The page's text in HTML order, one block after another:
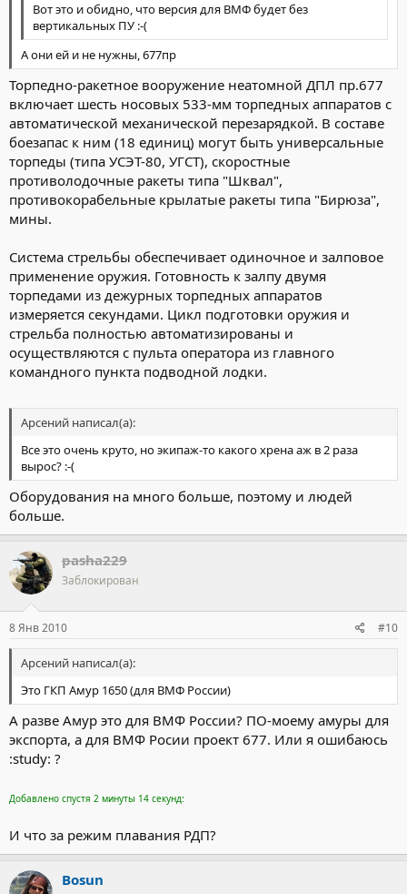
большой глубине используется буксируемая радиоантенна,
выпускаемая из прочного корпуса. Радиолокационная система
с активной и пассивной антеннами на подъемно-мачтовом
устройстве имеет канал повышенной скрытности в активном
режиме и служит для обеспечения информацией о надводной
и воздушной обстановке.
Вот это и обидно, что версия для ВМФ будет без
вертикальных ПУ :-(
А они ей и не нужны, 677пр
Торпедно-ракетное вооружение неатомной ДПЛ пр.677
включает шесть носовых 533-мм торпедных аппаратов с
автоматической механической перезарядкой. В составе
боезапас к ним (18 единиц) могут быть универсальные
торпеды (типа УСЭТ-80, УГСТ), скоростные
противолодочные ракеты типа "Шквал",
противокорабельные крылатые ракеты типа "Бирюза",
мины.
Система стрельбы обеспечивает одиночное и залповое
применение оружия. Готовность к залпу двумя
торпедами из дежурных торпедных аппаратов
измеряется секундами. Цикл подготовки оружия и
стрельба полностью автоматизированы и
осуществляются с пульта оператора из главного
командного пункта подводной лодки.
Арсений написал(а):
Все это очень круто, но экипаж-то какого хрена аж в 2 раза
вырос? :-(
Оборудования на много больше, поэтому и людей
больше.
pasha229
Заблокирован
8 Янв 2010 #10
Арсений написал(а):
Это ГКП Амур 1650 (для ВМФ России)
А разве Амур это для ВМФ России? ПО-моему амуры для
экспорта, а для ВМФ Росии проект 677. Или я ошибаюсь
:study: ?
Добавлено спустя 2 минуты 14 секунд:
И что за режим плавания РДП?
Bosun